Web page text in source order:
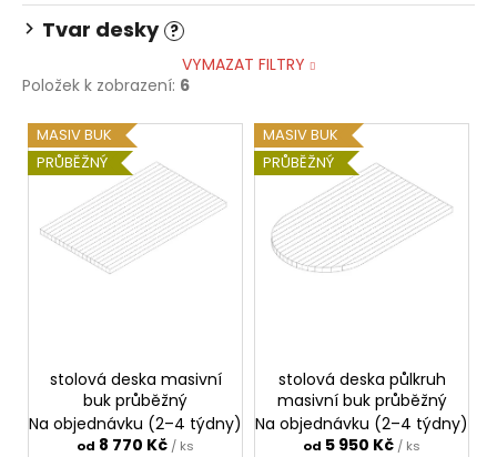
Tvar desky ?
VYMAZAT FILTRY
Položek k zobrazení: 6
V
ý
p
k
MASIV BUK
PRŮBĚŽNÝ
stolová deska masivní
buk průběžný
Na objednávku (2–4 týdny)
od 8 770 Kč / ks
MASIV BUK
PRŮBĚŽNÝ
stolová deska půlkruh
masivní buk průběžný
Na objednávku (2–4 týdny)
od 5 950 Kč / ks
380